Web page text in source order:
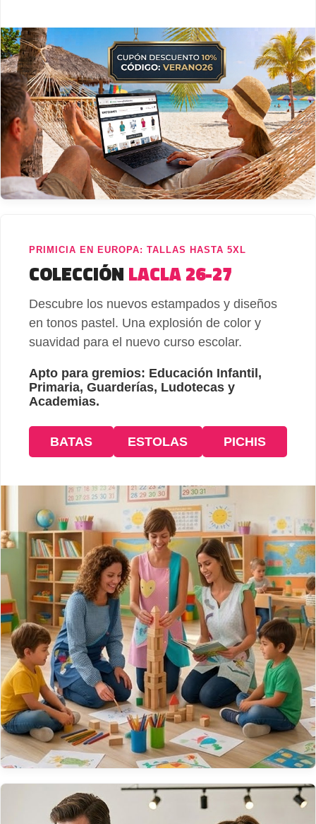
PRIMICIA EN EUROPA: TALLAS HASTA 5XL
COLECCIÓN LACLA 26-27
Descubre los nuevos estampados y diseños
en tonos pastel. Una explosión de color y
suavidad para el nuevo curso escolar.
Apto para gremios: Educación Infantil,
Primaria, Guarderías, Ludotecas y
Academias.
BATAS ESTOLAS PICHIS